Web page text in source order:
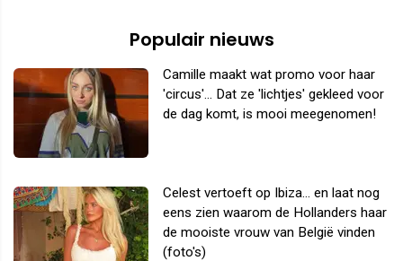
Populair nieuws
Camille maakt wat promo voor haar
'circus'... Dat ze 'lichtjes' gekleed voor
de dag komt, is mooi meegenomen!
Celest vertoeft op Ibiza... en laat nog
eens zien waarom de Hollanders haar
de mooiste vrouw van België vinden
(foto's)